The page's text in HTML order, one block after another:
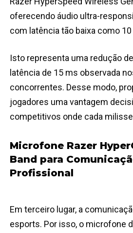
oferecendo áudio ultra-
com latência tão baixa como
Isto representa uma redução
latência de 15 ms observada
concorrentes. Desse modo,
jogadores uma vantagem
competitivos onde cada
Microfone Razer
Band para
Profissional
Em terceiro lugar, a
esports. Por isso, o microfone